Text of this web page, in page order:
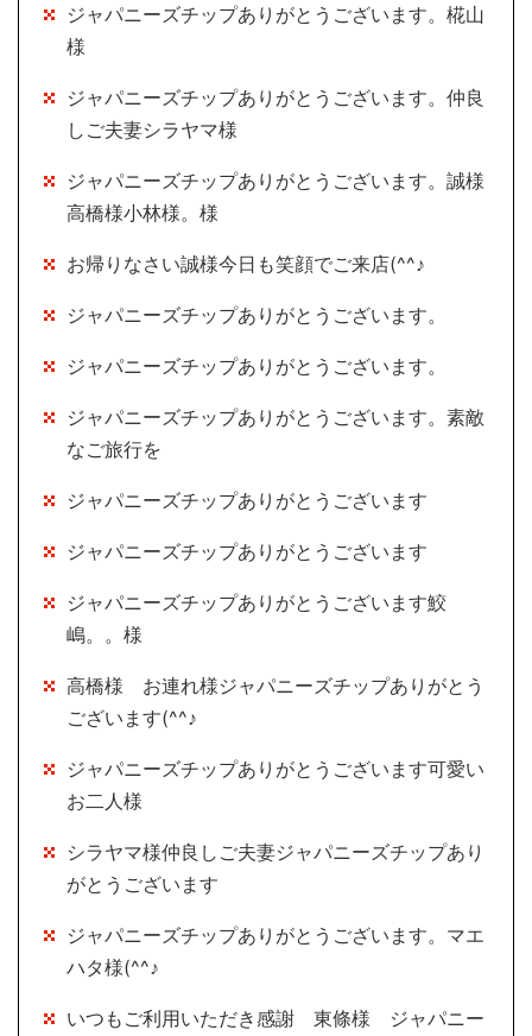
ジャパニーズチップありがとうございます。椛山
様
ジャパニーズチップありがとうございます。仲良
しご夫妻シラヤマ様
ジャパニーズチップありがとうございます。誠様
高橋様小林様。様
お帰りなさい誠様今日も笑顔でご来店(^^♪
ジャパニーズチップありがとうございます。
ジャパニーズチップありがとうございます。
ジャパニーズチップありがとうございます。素敵
なご旅行を
ジャパニーズチップありがとうございます
ジャパニーズチップありがとうございます
ジャパニーズチップありがとうございます鮫
嶋。。様
高橋様 お連れ様ジャパニーズチップありがとう
ございます(^^♪
ジャパニーズチップありがとうございます可愛い
お二人様
シラヤマ様仲良しご夫妻ジャパニーズチップあり
がとうございます
ジャパニーズチップありがとうございます。マエ
ハタ様(^^♪
いつもご利用いただき感謝 東條様 ジャパニー